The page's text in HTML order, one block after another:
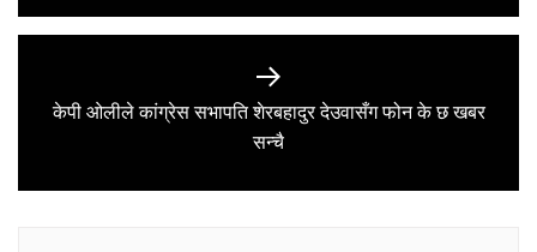
Next
post:
केपी ओलीले कांग्रेस सभापति शेरबहादुर देउवासँग फोन के छ खबर
सन्चै